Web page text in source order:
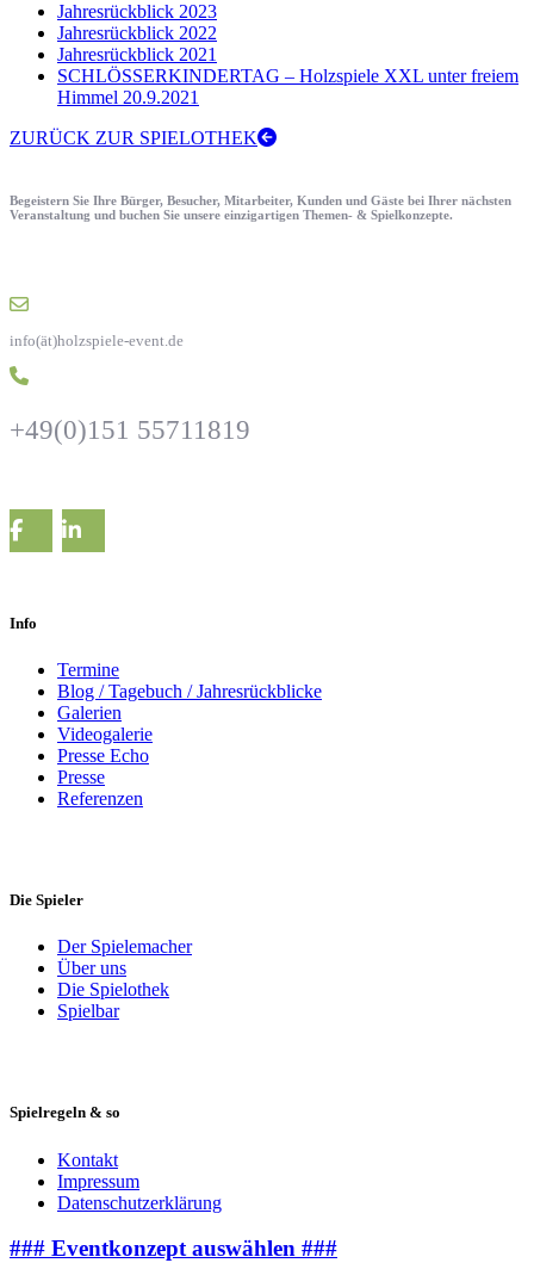
Jahresrückblick 2023
Jahresrückblick 2022
Jahresrückblick 2021
SCHLÖSSERKINDERTAG – Holzspiele XXL unter freiem
Himmel 20.9.2021
ZURÜCK ZUR SPIELOTHEK
Begeistern Sie Ihre Bürger, Besucher, Mitarbeiter, Kunden und Gäste bei Ihrer nächsten
Veranstaltung und buchen Sie unsere einzigartigen Themen- & Spielkonzepte.
info(ät)holzspiele-event.de
+49(0)151 55711819
Info
Termine
Blog / Tagebuch / Jahresrückblicke
Galerien
Videogalerie
Presse Echo
Presse
Referenzen
Die Spieler
Der Spielemacher
Über uns
Die Spielothek
Spielbar
Spielregeln & so
Kontakt
Impressum
Datenschutzerklärung
### Eventkonzept auswählen ###